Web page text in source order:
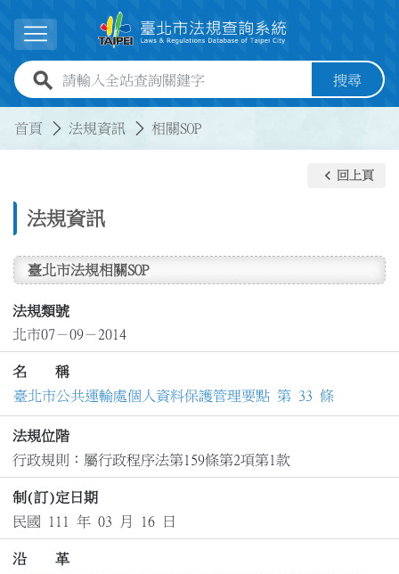
展開選單
全站查詢關鍵字欄位 搜尋
首頁 法規資訊 相關SOP
法規資訊
keyboard_arrow_left 回上頁
臺北市法規相關SOP
法規類號
北市07－09－2014
名 稱
臺北市公共運輸處個人資料保護管理要點 第 33 條
法規位階
行政規則：屬行政程序法第159條第2項第1款
制(訂)定日期
民國 111 年 03 月 16 日
沿 革